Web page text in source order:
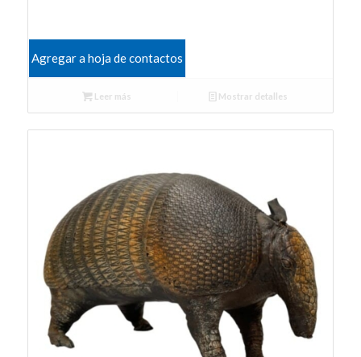
Agregar a hoja de contactos
Leer más Mostrar detalles